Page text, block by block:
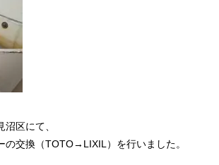
区にて、
の交換（TOTO→LIXIL）を行いました。